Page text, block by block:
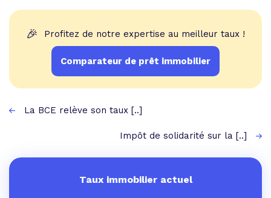
🎉 Profitez de notre expertise au meilleur taux !
Comparateur de prêt immobilier
La BCE relève son taux [..]
Impôt de solidarité sur la [..]
Taux immobilier actuel